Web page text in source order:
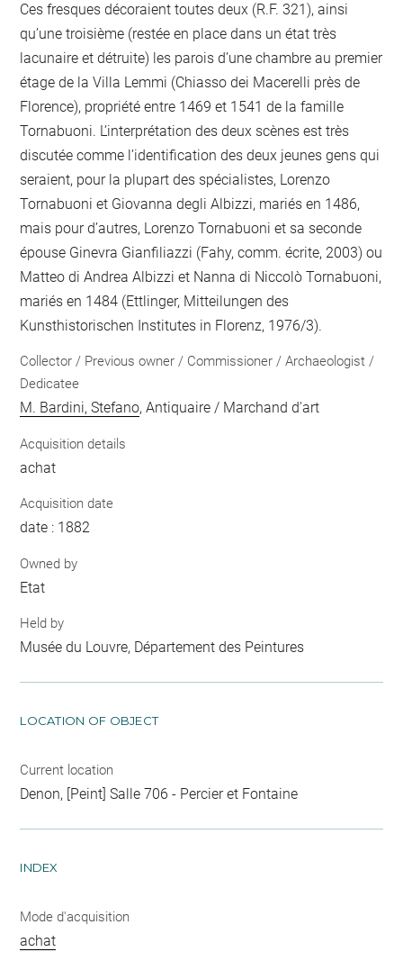
Ces fresques décoraient toutes deux (R.F. 321), ainsi
qu’une troisième (restée en place dans un état très
lacunaire et détruite) les parois d’une chambre au premier
étage de la Villa Lemmi (Chiasso dei Macerelli près de
Florence), propriété entre 1469 et 1541 de la famille
Tornabuoni. L’interprétation des deux scènes est très
discutée comme l’identification des deux jeunes gens qui
seraient, pour la plupart des spécialistes, Lorenzo
Tornabuoni et Giovanna degli Albizzi, mariés en 1486,
mais pour d’autres, Lorenzo Tornabuoni et sa seconde
épouse Ginevra Gianfiliazzi (Fahy, comm. écrite, 2003) ou
Matteo di Andrea Albizzi et Nanna di Niccolò Tornabuoni,
mariés en 1484 (Ettlinger, Mitteilungen des
Kunsthistorischen Institutes in Florenz, 1976/3).
Collector / Previous owner / Commissioner / Archaeologist /
Dedicatee
M. Bardini, Stefano, Antiquaire / Marchand d'art
Acquisition details
achat
Acquisition date
date : 1882
Owned by
Etat
Held by
Musée du Louvre, Département des Peintures
LOCATION OF OBJECT
Current location
Denon, [Peint] Salle 706 - Percier et Fontaine
INDEX
Mode d'acquisition
achat